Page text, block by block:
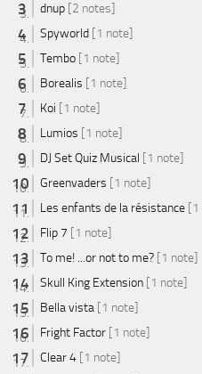
dnup [2 notes]
Spyworld [1 note]
Tembo [1 note]
Borealis [1 note]
Koi [1 note]
Lumios [1 note]
DJ Set Quiz Musical [1 note]
Greenvaders [1 note]
Les enfants de la résistance [1
Flip 7 [1 note]
To me! ...or not to me? [1 note]
Skull King Extension [1 note]
Bella vista [1 note]
Fright Factor [1 note]
Clear 4 [1 note]